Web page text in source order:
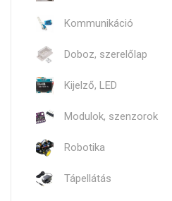
Kommunikáció
Doboz, szerelőlap
Kijelző, LED
Modulok, szenzorok
Robotika
Tápellátás